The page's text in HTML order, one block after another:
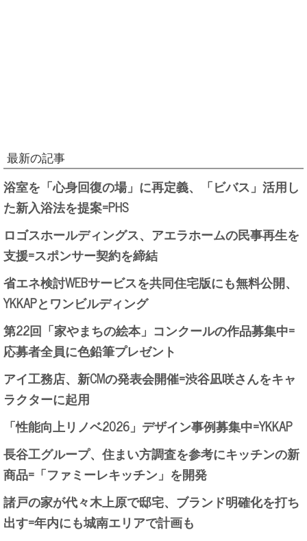
最新の記事
浴室を「心身回復の場」に再定義、「ビバス」活用し
た新入浴法を提案=PHS
ロゴスホールディングス、アエラホームの民事再生を
支援=スポンサー契約を締結
省エネ検討WEBサービスを共同住宅版にも無料公開、
YKKAPとワンビルディング
第22回「家やまちの絵本」コンクールの作品募集中=
応募者全員に色鉛筆プレゼント
アイ工務店、新CMの発表会開催=渋谷凪咲さんをキャ
ラクターに起用
「性能向上リノベ2026」デザイン事例募集中=YKKAP
長谷工グループ、住まい方調査を参考にキッチンの新
商品=「ファミーレキッチン」を開発
諸戸の家が代々木上原で邸宅、ブランド明確化を打ち
出す=年内にも城南エリアで計画も